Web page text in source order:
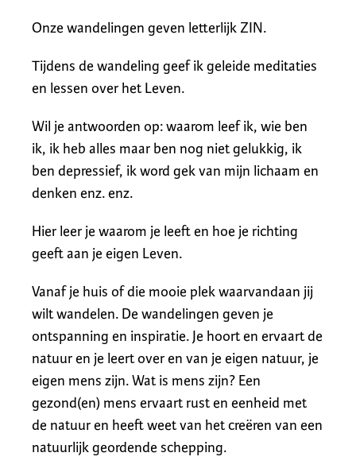
Onze wandelingen geven letterlijk ZIN.
Tijdens de wandeling geef ik geleide meditaties
en lessen over het Leven.
Wil je antwoorden op: waarom leef ik, wie ben
ik, ik heb alles maar ben nog niet gelukkig, ik
ben depressief, ik word gek van mijn lichaam en
denken enz. enz.
Hier leer je waarom je leeft en hoe je richting
geeft aan je eigen Leven.
Vanaf je huis of die mooie plek waarvandaan jij
wilt wandelen. De wandelingen geven je
ontspanning en inspiratie. Je hoort en ervaart de
natuur en je leert over en van je eigen natuur, je
eigen mens zijn. Wat is mens zijn? Een
gezond(en) mens ervaart rust en eenheid met
de natuur en heeft weet van het creëren van een
natuurlijk geordende schepping.